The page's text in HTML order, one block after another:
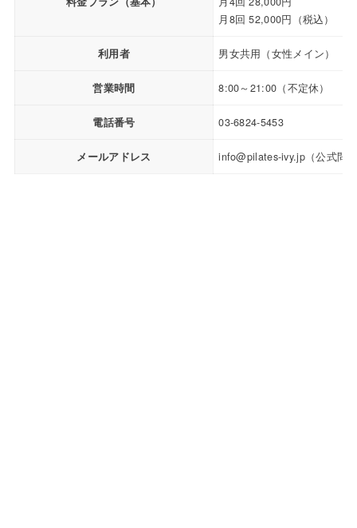
月8回 52,000円（税込）
利用者 男女共用（女性メイン）
営業時間 8:00～21:00（不定休）
電話番号 03-6824-5453
メールアドレス info@pilates-ivy.jp（公式問